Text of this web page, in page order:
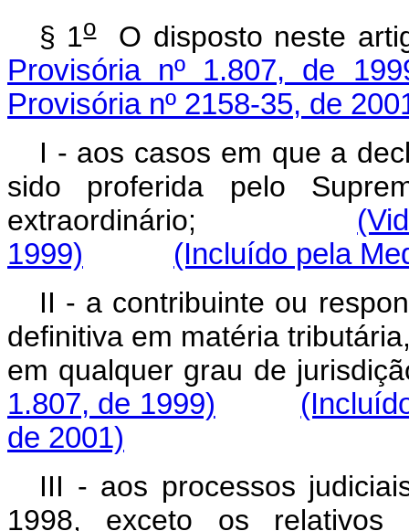
§ 1oO disposto neste
Provisória nº 1.807, de
Provisória nº 2158-35, de
I - aos casos em que a
sido proferida pelo
extraordinário;
1999)
(Incluído pela
II - a contribuinte ou
definitiva em matéria
em qualquer grau de
1.807, de 1999)
de 2001)
III - aos processos
1998, exceto os